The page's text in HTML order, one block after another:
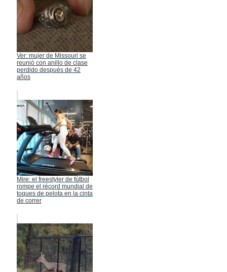
Ver: mujer de Missouri se
reunió con anillo de clase
perdido después de 42
años
Mire: el freestyler de fútbol
rompe el récord mundial de
toques de pelota en la cinta
de correr